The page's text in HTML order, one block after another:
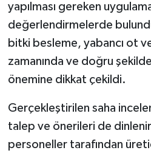
yapılması gereken
değerlendirmelerde
bitki besleme, yabancı ot
zamanında ve doğru şekilde
önemine dikkat çekildi.
Gerçekleştirilen saha
talep ve önerileri de
personeller tarafından